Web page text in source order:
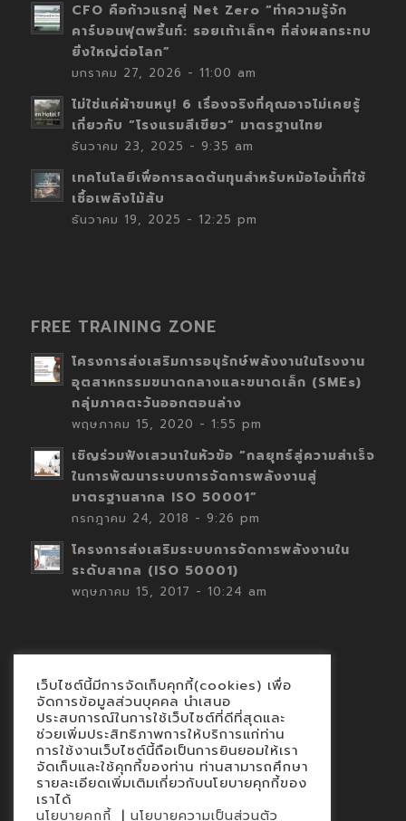
CFO คือก้าวแรกสู่ Net Zero “ทำความรู้จัก
คาร์บอนฟุตพริ้นท์: รอยเท้าเล็กๆ ที่ส่งผลกระทบ
ยิ่งใหญ่ต่อโลก”
มกราคม 27, 2026 - 11:00 am
ไม่ใช่แค่ผ้าขนหนู! 6 เรื่องจริงที่คุณอาจไม่เคยรู้
เกี่ยวกับ “โรงแรมสีเขียว” มาตรฐานไทย
ธันวาคม 23, 2025 - 9:35 am
เทคโนโลยีเพื่อการลดต้นทุนสำหรับหม้อไอน้ำที่ใช้
เชื้อเพลิงไม้สับ
ธันวาคม 19, 2025 - 12:25 pm
FREE TRAINING ZONE
โครงการส่งเสริมการอนุรักษ์พลังงานในโรงงาน
อุตสาหกรรมขนาดกลางและขนาดเล็ก (SMEs)
กลุ่มภาคตะวันออกตอนล่าง
พฤษภาคม 15, 2020 - 1:55 pm
เชิญร่วมฟังเสวนาในหัวข้อ “กลยุทธ์สู่ความสำเร็จ
ในการพัฒนาระบบการจัดการพลังงานสู่
มาตรฐานสากล ISO 50001”
กรกฎาคม 24, 2018 - 9:26 pm
โครงการส่งเสริมระบบการจัดการพลังงานใน
ระดับสากล (ISO 50001)
พฤษภาคม 15, 2017 - 10:24 am
Contact
นโยบายคุกกี้
นโยบายข้อมูลส่วนบุคคล
เว็บไซต์นี้มีการจัดเก็บคุกกี้(cookies) เพื่อ
จัดการข้อมูลส่วนบุคคล นำเสนอ
ประสบการณ์ในการใช้เว็บไซต์ที่ดีที่สุดและ
ช่วยเพิ่มประสิทธิภาพการให้บริการแก่ท่าน
การใช้งานเว็บไซต์นี้ถือเป็นการยินยอมให้เรา
จัดเก็บและใช้คุกกี้ของท่าน ท่านสามารถศึกษา
รายละเอียดเพิ่มเติมเกี่ยวกับนโยบายคุกกี้ของ
เราได้
นโยบายคุกกี้ | นโยบายความเป็นส่วนตัว